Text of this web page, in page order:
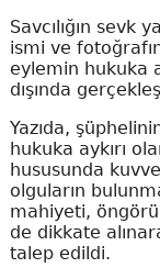
Savcılığın sevk
ismi ve
eylemin hukuka
dışında
Yazıda,
hukuka aykırı
hususunda
olguların
mahiyeti,
de dikkate
talep edildi.